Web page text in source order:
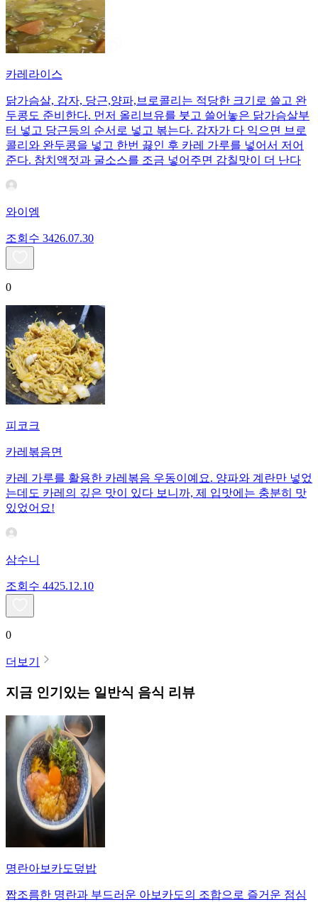
카레라이스
닭가슴살, 감자, 당근,양파,브로콜리는 적당한 크기로 쓸고 완
두콩도 준비한다. 먼저 올리브유를 붓고 쓸어놓은 닭가슴살부
터 넣고 당근등의 순서로 넣고 볶는다. 감자가 다 익으면 브로
콜리와 완두콩을 넣고 한번 끓인 후 카레 가루를 넣어서 저어
준다. 참치액젓과 굴소스를 조금 넣어주면 감칠맛이 더 난다
와이엠
조회수 3426.07.30
0
피코크
카레볶음면
카레 가루를 활용한 카레볶음 우동이예요. 양파와 계란만 넣었
는데도 카레의 깊은 맛이 있다 보니까, 제 입맛에는 충분히 맛
있었어요!
삼수니
조회수 4425.12.10
0
더보기
지금 인기있는 일반식 음식 리뷰
명란아보카도덮밥
짭조름한 명란과 부드러운 아보카도의 조합으로 즐거운 점심